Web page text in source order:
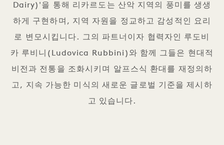
Dairy)'을 통해 리카르도는 산악 지역의 풍미를 생생
하게 구현하며, 지역 자원을 정교하고 감성적인 요리
로 변모시킵니다. 그의 파트너이자 협력자인 루도비
카 루비니(Ludovica Rubbini)와 함께 그들은 현대적
비전과 전통을 조화시키며 알프스식 환대를 재정의하
고, 지속 가능한 미식의 새로운 글로벌 기준을 제시하
고 있습니다.